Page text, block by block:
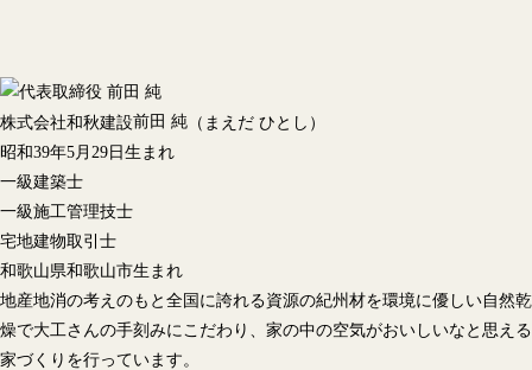
株式会社和秋建設前田 純 （まえだ ひとし）
昭和39年5月29日生まれ
一級建築士
一級施工管理技士
宅地建物取引士
和歌山県和歌山市生まれ
地産地消の考えのもと全国に誇れる資源の紀州材を環境に優しい自然乾
燥で大工さんの手刻みにこだわり、家の中の空気がおいしいなと思える
家づくりを行っています。